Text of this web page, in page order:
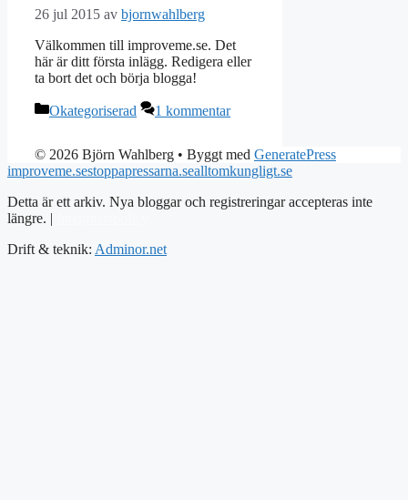
26 jul 2015 av bjornwahlberg
Välkommen till improveme.se. Det
här är ditt första inlägg. Redigera eller
ta bort det och börja blogga!
Kategorier
Okategoriserad 1 kommentar
© 2026 Björn Wahlberg • Byggt med GeneratePress
improveme.sestoppapressarna.sealltomkungligt.se
Detta är ett arkiv. Nya bloggar och registreringar accepteras inte
längre. |
Drift & teknik: Adminor.net